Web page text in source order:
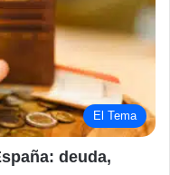
El Tema
deuda,